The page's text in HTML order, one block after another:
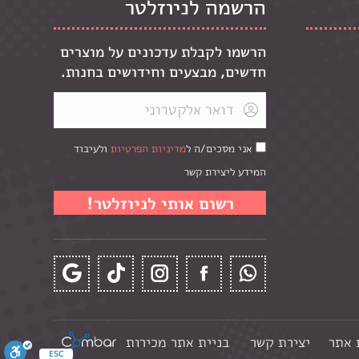
הרשמה לניוזלטר
הרשמו לקבלת עדכונים על מוצרים
חדשים, מבצעים וחידושים בחנות.
אני מסכים/ה למדיניות הפרטיות ולעיבוד
המידע ליצירת קשר
אתר יצירת קשר בניית אתר מכירות
ESC